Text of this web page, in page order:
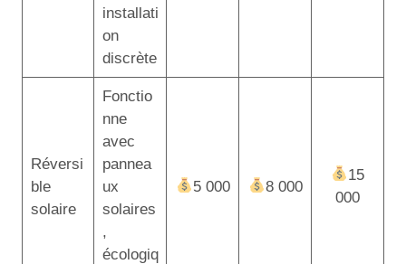
installati
on
discrète
Réversi
ble
solaire
Fonctio
nne
avec
pannea
ux
solaires
,
écologiq
5 000 8 000
15
000